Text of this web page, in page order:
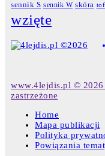
sennik S sennik W skóra
wzięte
www.4lejdis.pl © 2026
zastrzeżone
Home
Mapa publikacji
Polityka
Powiązania